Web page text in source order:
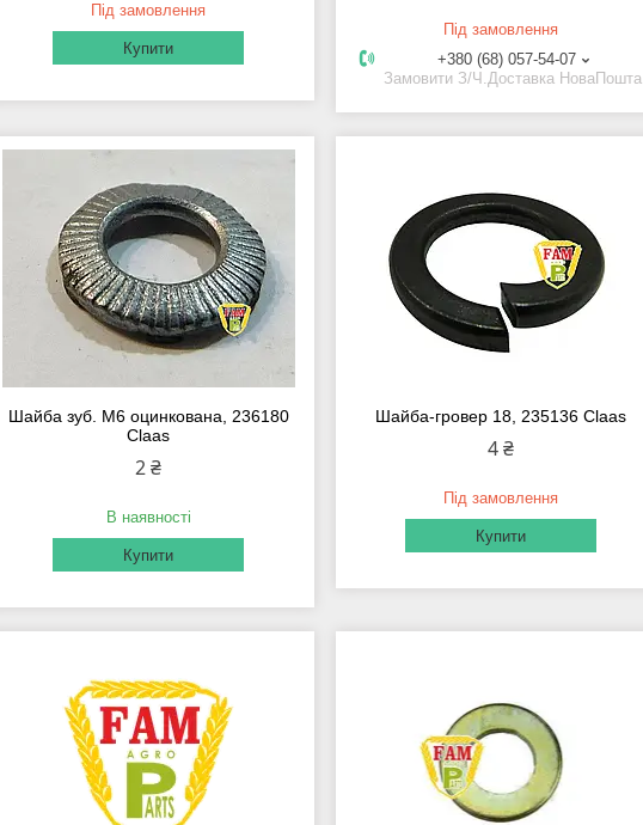
Під замовлення
Купити
Під замовлення
+380 (68) 057-54-07
Замовити З/Ч.Доставка НоваПошта
Шайба зуб. М6 оцинкована, 236180
Claas
2 ₴
В наявності
Купити
Шайба-гровер 18, 235136 Claas
4 ₴
Під замовлення
Купити